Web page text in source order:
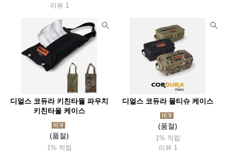
리뷰 1
디얼스 코듀라 키친타월 파우치
키친타울 케이스
(품절)
1% 적립
디얼스 코듀라 물티슈 케이스
(품절)
1% 적립
리뷰 1